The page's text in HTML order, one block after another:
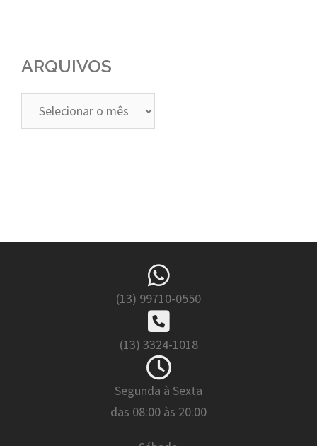
ARQUIVOS
Arquivos
(13) 99710-0550
(13) 3324-1018
Segunda à Sexta
das 08:00 às 20:00